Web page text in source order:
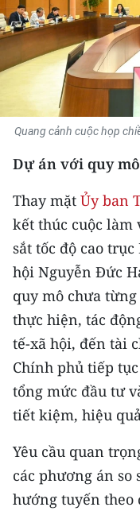
BẠN ĐỌC
KIỂM CHỨNG
TRI THỨC CHUYÊN
54 DÂN TỘC VIỆT
CHƯƠNG TRÌNH
RADIO
MEDIA CENTER
E-Magazine
Video
Media Chính trị
Media Kinh tế
Media Văn hóa
Media Xã hội
Quang cảnh cuộc họp
Dự án với quy
Thay mặt Ủy ban
kết thúc cuộc làm
sắt tốc độ cao trục
hội Nguyễn Đức
quy mô chưa
thực hiện, tác
tế-xã hội, đến tài
Chính phủ tiếp
tổng mức đầu tư
tiết kiệm, hiệu
Yêu cầu quan
các phương án so
hướng tuyến theo